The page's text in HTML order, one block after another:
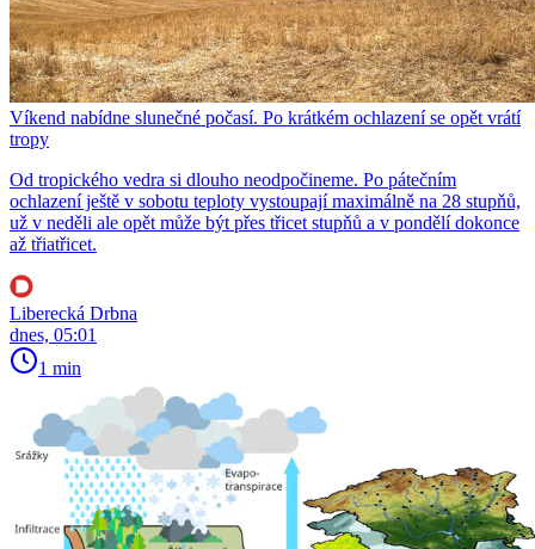
Víkend nabídne slunečné počasí. Po krátkém ochlazení se opět vrátí
tropy
Od tropického vedra si dlouho neodpočineme. Po pátečním
ochlazení ještě v sobotu teploty vystoupají maximálně na 28 stupňů,
už v neděli ale opět může být přes třicet stupňů a v pondělí dokonce
až třiatřicet.
Liberecká Drbna
dnes, 05:01
1 min